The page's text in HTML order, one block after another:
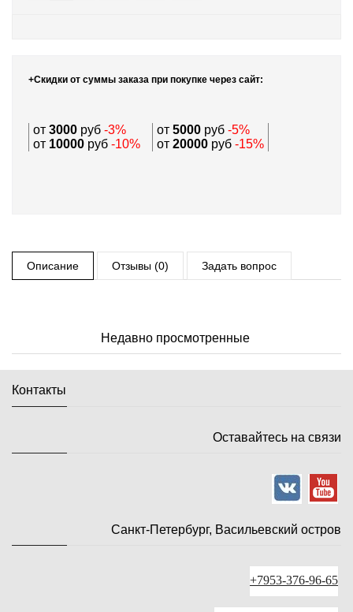
+Скидки от суммы заказа при покупке через сайт:
от 3000 руб -3% от 5000 руб -5%
от 10000 руб -10% от 20000 руб -15%
Описание Отзывы (0) Задать вопрос
Недавно просмотренные
Контакты
Оставайтесь на связи
Санкт-Петербург, Васильевский остров
+7953-376-96-65